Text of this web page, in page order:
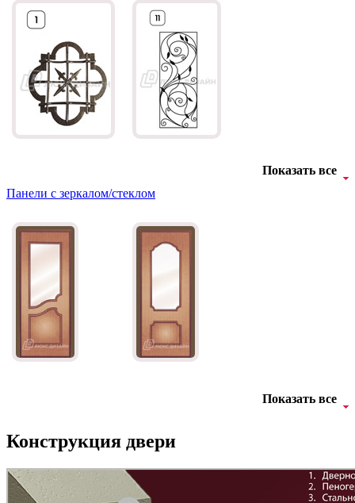
БУК БАВАРИЯ
Д-11 Н
C43 C44
C45 C46
Показать все
Панели с зеркалом/стеклом
Показать все
Конструкция двери